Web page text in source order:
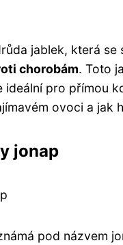
jablek, která
chorobám. Toto
ideální pro přímou
ovoci a jak
jonap
pod názvem